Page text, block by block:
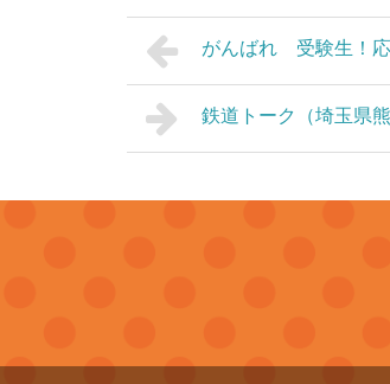
がんばれ 受験生！
鉄道トーク（埼玉県